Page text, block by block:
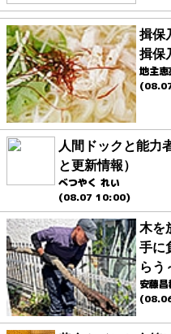
揖保
揖保
地主恵
人間ドックと能力
と更新情報）
べつやく れい
(08.07 10:00)
木を
手に
らう
安藤昌